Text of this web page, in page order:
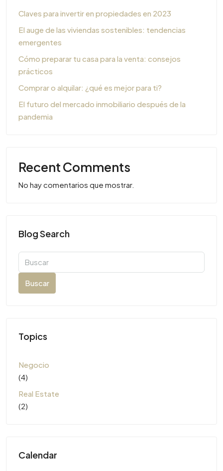
Claves para invertir en propiedades en 2023
El auge de las viviendas sostenibles: tendencias
emergentes
Cómo preparar tu casa para la venta: consejos
prácticos
Comprar o alquilar: ¿qué es mejor para ti?
El futuro del mercado inmobiliario después de la
pandemia
Recent Comments
No hay comentarios que mostrar.
Blog Search
Buscar
Topics
Negocio
(4)
Real Estate
(2)
Calendar